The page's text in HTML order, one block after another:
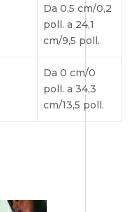
Da 0,5 cm/0,2
poll. a 24,1
cm/9,5 poll.
Da 0 cm/0
poll. a 34,3
cm/13,5 poll.